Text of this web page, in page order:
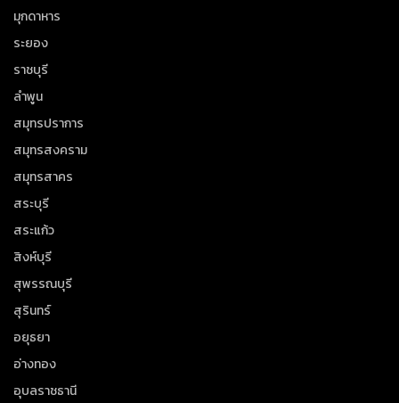
มุกดาหาร
ระยอง
ราชบุรี
ลำพูน
สมุทรปราการ
สมุทรสงคราม
สมุทรสาคร
สระบุรี
สระแก้ว
สิงห์บุรี
สุพรรณบุรี
สุรินทร์
อยุธยา
อ่างทอง
อุบลราชธานี